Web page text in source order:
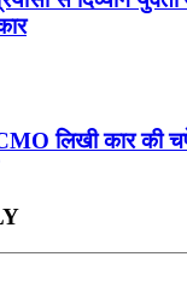
लिखी कार की